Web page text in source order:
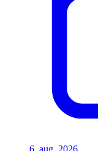
6. aug. 2026